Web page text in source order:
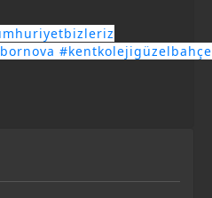
#kentkolejigüzelbahçe